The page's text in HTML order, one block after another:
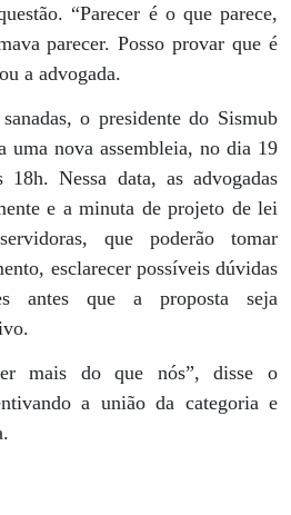
“Parecer é o que parece,
parecer. Posso provar que é
a advogada.
o presidente do Sismub
uma nova assembleia, no dia 19
Nessa data, as advogadas
e a minuta de projeto de lei
que poderão tomar
esclarecer possíveis dúvidas
antes que a proposta seja
mais do que nós”, disse o
a união da categoria e